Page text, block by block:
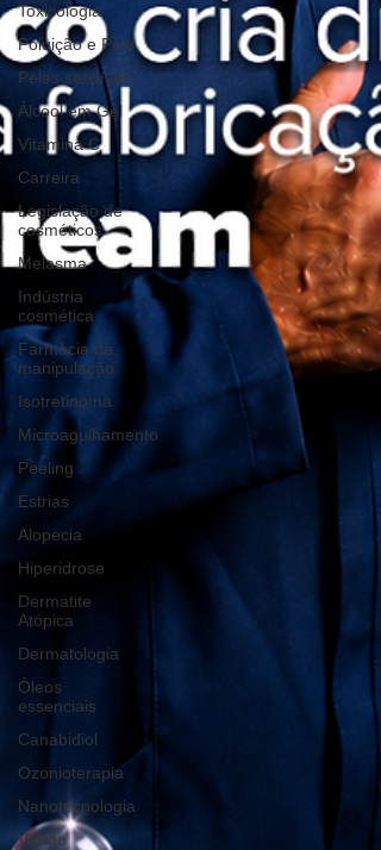
Toxicologia
Poluição e Pele
Peles sensíveis
Álcool em Gel
Vitamina C
Carreira
Legislação de
cosméticos
Melasma
Indústria
cosmética
Farmácia de
manipulação
Isotretinoína
Microagulhamento
Peeling
Estrias
Alopecia
Hiperidrose
Dermatite
Atópica
Dermatologia
Óleos
essenciais
Canabidiol
Ozonioterapia
Nanotecnologia
Vitiligo